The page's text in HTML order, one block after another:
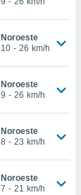
Noroeste
10 - 26 km/h
Noroeste
9 - 26 km/h
Noroeste
8 - 23 km/h
Noroeste
7 - 21 km/h